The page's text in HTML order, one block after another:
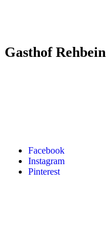
Facebook
Instagram
Pinterest
Gasthof Rehbein